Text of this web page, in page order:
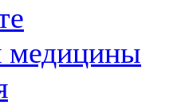
медицины